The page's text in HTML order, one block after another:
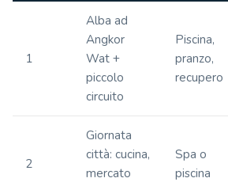
1
Alba ad
Angkor
Wat +
piccolo
circuito
Piscina,
pranzo,
recupero
2
Giornata
città: cucina,
mercato
Spa o
piscina